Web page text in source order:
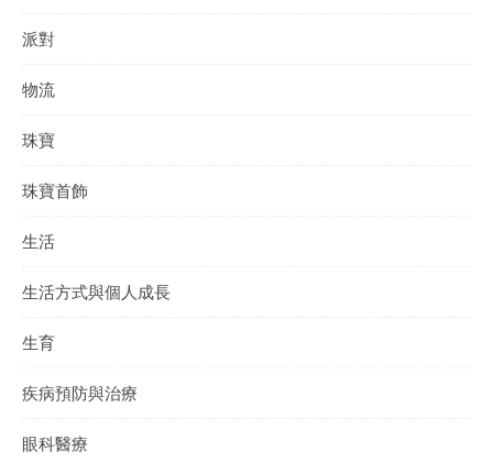
派對
物流
珠寶
珠寶首飾
生活
生活方式與個人成長
生育
疾病預防與治療
眼科醫療